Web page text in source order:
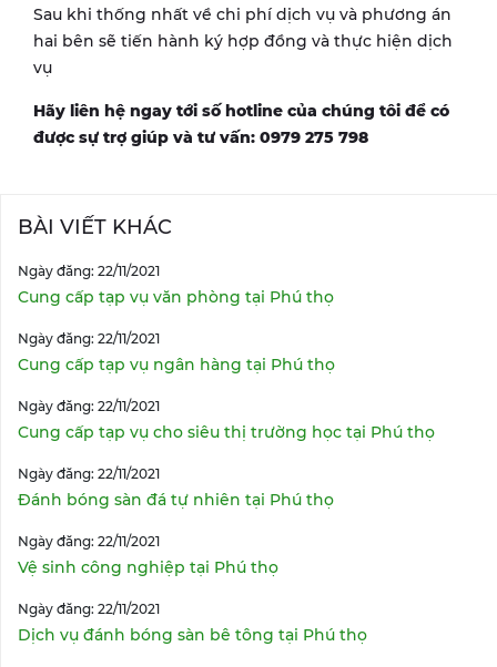
Sau khi thống nhất về chi phí dịch vụ và phương án
hai bên sẽ tiến hành ký hợp đồng và thực hiện dịch
vụ
Hãy liên hệ ngay tới số hotline của chúng tôi để có
được sự trợ giúp và tư vấn: 0979 275 798
BÀI VIẾT KHÁC
Ngày đăng: 22/11/2021
Cung cấp tạp vụ văn phòng tại Phú thọ
Ngày đăng: 22/11/2021
Cung cấp tạp vụ ngân hàng tại Phú thọ
Ngày đăng: 22/11/2021
Cung cấp tạp vụ cho siêu thị trường học tại Phú thọ
Ngày đăng: 22/11/2021
Đánh bóng sàn đá tự nhiên tại Phú thọ
Ngày đăng: 22/11/2021
Vệ sinh công nghiệp tại Phú thọ
Ngày đăng: 22/11/2021
Dịch vụ đánh bóng sàn bê tông tại Phú thọ